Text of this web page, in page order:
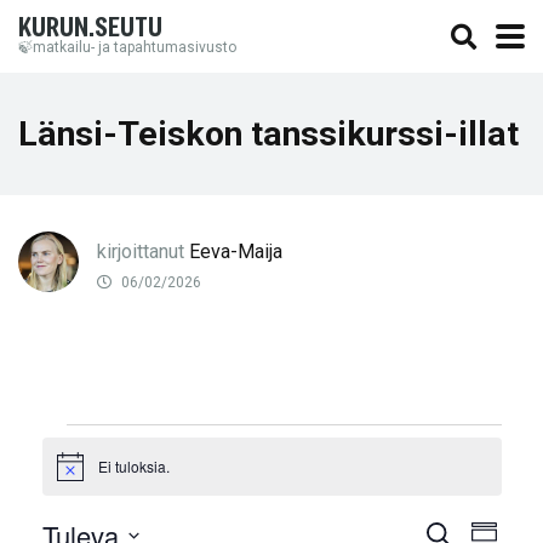
KURUN.SEUTU
🍃matkailu- ja tapahtumasivusto
Länsi-Teiskon tanssikurssi-illat
kirjoittanut Eeva-Maija
06/02/2026
Tapahtumat
Notice Ei tuloksia.
Etsi
Tuleva